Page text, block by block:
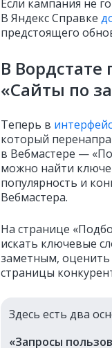
Если кампания не
В Яндекс Справке
предстоящего
В
«Сайты по
Теперь в
который
в Вебмастере —
можно найти
популярность и
Вебмастера.
На странице
искать ключевые
заметным, оценить
страницы
Здесь есть два
«Запросы